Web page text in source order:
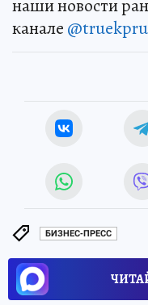
наши новости
канале @truekpru
БИЗНЕС-ПРЕСС